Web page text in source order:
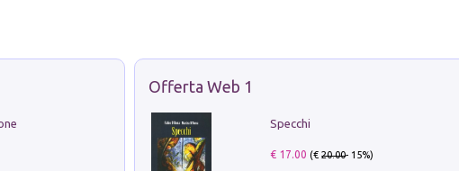
Offerta Web 1
Specchi
€ 17.00 (€20.00- 15%)